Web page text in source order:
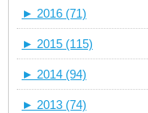
► 2016 (71)
► 2015 (115)
► 2014 (94)
► 2013 (74)